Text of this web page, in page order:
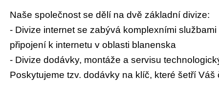
Naše společnost se dělí na dvě základní divize:
- Divize internet se zabývá komplexními
připojení k internetu v oblasti blanenska
- Divize dodávky, montáže a servisu
Poskytujeme tzv. dodávky na klíč, které šetří Váš